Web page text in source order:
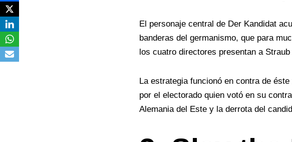
El personaje central de Der Kandidat
banderas del germanismo, que para
los cuatro directores presentan a
La estrategia funcionó en contra de
por el electorado quien votó en su
Alemania del Este y la derrota del